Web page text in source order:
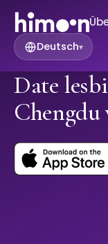
Deutsch▾
Date